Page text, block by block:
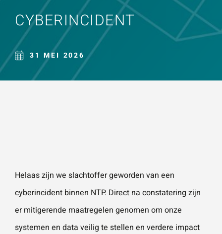
E-mailadres *
Wat is 5 + 5?*
ZOEKEN
Gebruik het
contactform
opmerkingen
met één van
onze
vestigingen.
CYBERINCIDENT
31 MEI 2026
Helaas zijn we slachtoffer geworden van een
cyberincident binnen NTP. Direct na constatering zijn
er mitigerende maatregelen genomen om onze
systemen en data veilig te stellen en verdere impact